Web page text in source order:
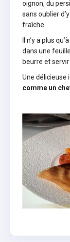
oignon, du
sans oublier
fraîche.
Il n’y a plus
dans une
beurre et
Une délicieuse
comme un